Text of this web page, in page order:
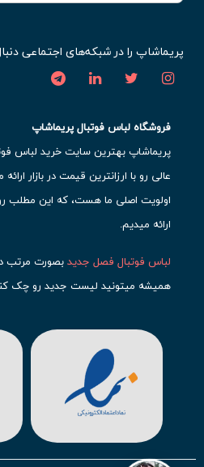
پریماشاپ را در شبکه‌های اجتماعی
فروشگاه لباس فوتبال پریماشاپ
پریماشاپ بهترین سایت خرید لباس
عالی رو با ارزانترین قیمت در بازار
اولویت اصلی ما هست، که این مطلب
ارائه میدیم.
لباس فوتبال فصل جدیدبصورت مرتب
همیشه میتونید لیست جدید رو چک
حتما مشاهده کنید که قطعا برای تیم
بیشتری محصول موجود میشه. این
لباس اینتر میامی
آث میلان میشه.
در ایران هملباس استقلال،لباس